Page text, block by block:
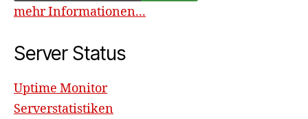
mehr Informationen...
Server Status
Uptime Monitor
Serverstatistiken